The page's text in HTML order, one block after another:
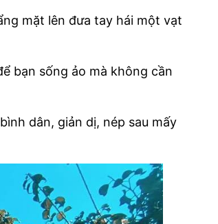
mặt lên đưa tay hái một vạt
bạn sống ảo mà không cần
dân, giản dị, nép sau mấy